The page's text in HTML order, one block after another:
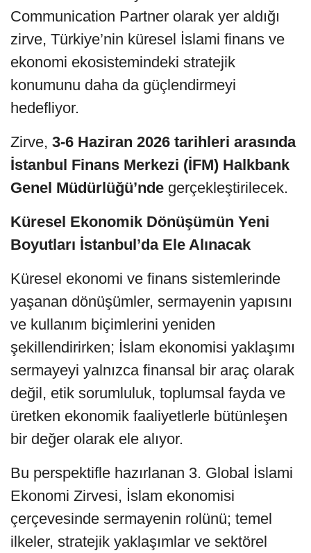
Communication Partner olarak yer aldığı
zirve, Türkiye’nin küresel İslami finans ve
ekonomi ekosistemindeki stratejik
konumunu daha da güçlendirmeyi
hedefliyor.
Zirve, 3-6 Haziran 2026 tarihleri arasında
İstanbul Finans Merkezi (İFM) Halkbank
Genel Müdürlüğü’nde gerçekleştirilecek.
Küresel Ekonomik Dönüşümün Yeni
Boyutları İstanbul’da Ele Alınacak
Küresel ekonomi ve finans sistemlerinde
yaşanan dönüşümler, sermayenin yapısını
ve kullanım biçimlerini yeniden
şekillendirirken; İslam ekonomisi yaklaşımı
sermayeyi yalnızca finansal bir araç olarak
değil, etik sorumluluk, toplumsal fayda ve
üretken ekonomik faaliyetlerle bütünleşen
bir değer olarak ele alıyor.
Bu perspektifle hazırlanan 3. Global İslami
Ekonomi Zirvesi, İslam ekonomisi
çerçevesinde sermayenin rolünü; temel
ilkeler, stratejik yaklaşımlar ve sektörel